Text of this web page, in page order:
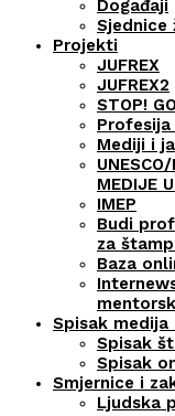
Događaji
Sjednice
Projekti
JUFREX
JUFREX2
STOP!
Mediji i
MEDIJE
IMEP
Budi
za
Baza
Spisak medija
Spisak
Spisak
Smjernice i
Ljudska